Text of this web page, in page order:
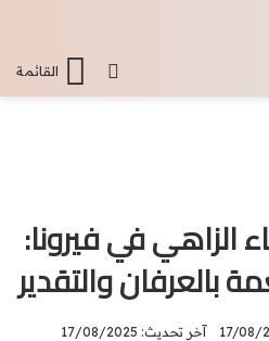
القائمةتسجيل
الزاهي في فيرونا:
والتقدير
17/08/ آخر تحديث: 17/08/2025